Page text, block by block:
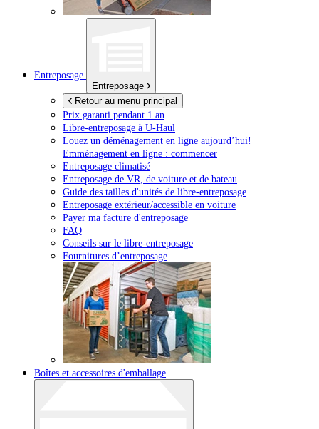
Entreposage
Entreposage
Retour au menu principal
Prix garanti pendant 1 an
Libre-entreposage à U-Haul
Louez un déménagement en ligne aujourd’hui!
Emménagement en ligne : commencer
Entreposage climatisé
Entreposage de VR, de voiture et de bateau
Guide des tailles d'unités de libre-entreposage
Entreposage extérieur/accessible en voiture
Payer ma facture d'entreposage
FAQ
Conseils sur le libre-entreposage
Fournitures d’entreposage
Boîtes et accessoires d'emballage